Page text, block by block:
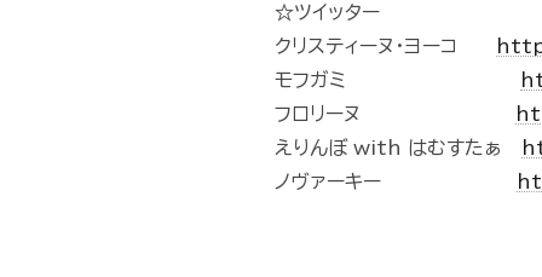
☆ツイッター
クリスティーヌ・ヨーコ
モフガミ
フロリーヌ
えりんぼ with はむすたぁ
ノヴァーキー